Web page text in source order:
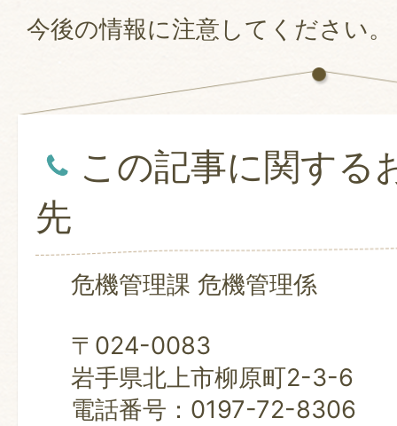
今後の情報に注意してください。
この記事に関する
先
危機管理課 危機管理係
〒024-0083
岩手県北上市柳原町2-3-6
電話番号：0197-72-8306